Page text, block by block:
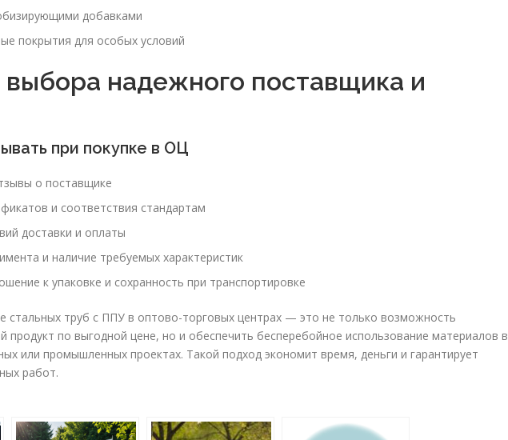
добавками
покрытия для особых условий
надежного поставщика и
при покупке в ОЦ
о поставщике
и соответствия стандартам
доставки и оплаты
и наличие требуемых характеристик
к упаковке и сохранность при транспортировке
стальных труб с ППУ в оптово-торговых центрах — это не только возможность
продукт по выгодной цене, но и обеспечить бесперебойное использование материалов в
или промышленных проектах. Такой подход экономит время, деньги и гарантирует
работ.